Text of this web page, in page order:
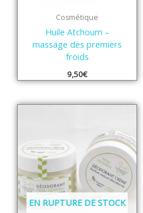
Cosmétique
Huile Atchoum –
massage des premiers
froids
9,50€
EN RUPTURE DE STOCK